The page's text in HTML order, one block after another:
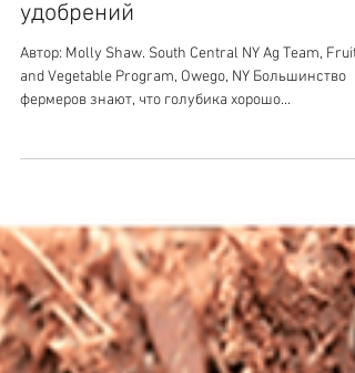
Для голубики pH почвы важнее
удобрений
Автор: Molly Shaw. South Central NY Ag Team, Fruit
and Vegetable Program, Owego, NY Большинство